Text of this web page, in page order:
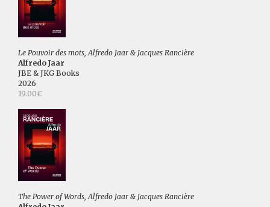
Le Pouvoir des mots, Alfredo Jaar & Jacques Rancière
Alfredo Jaar
JBE & JKG Books
2026
19.00€
The Power of Words, Alfredo Jaar & Jacques Rancière